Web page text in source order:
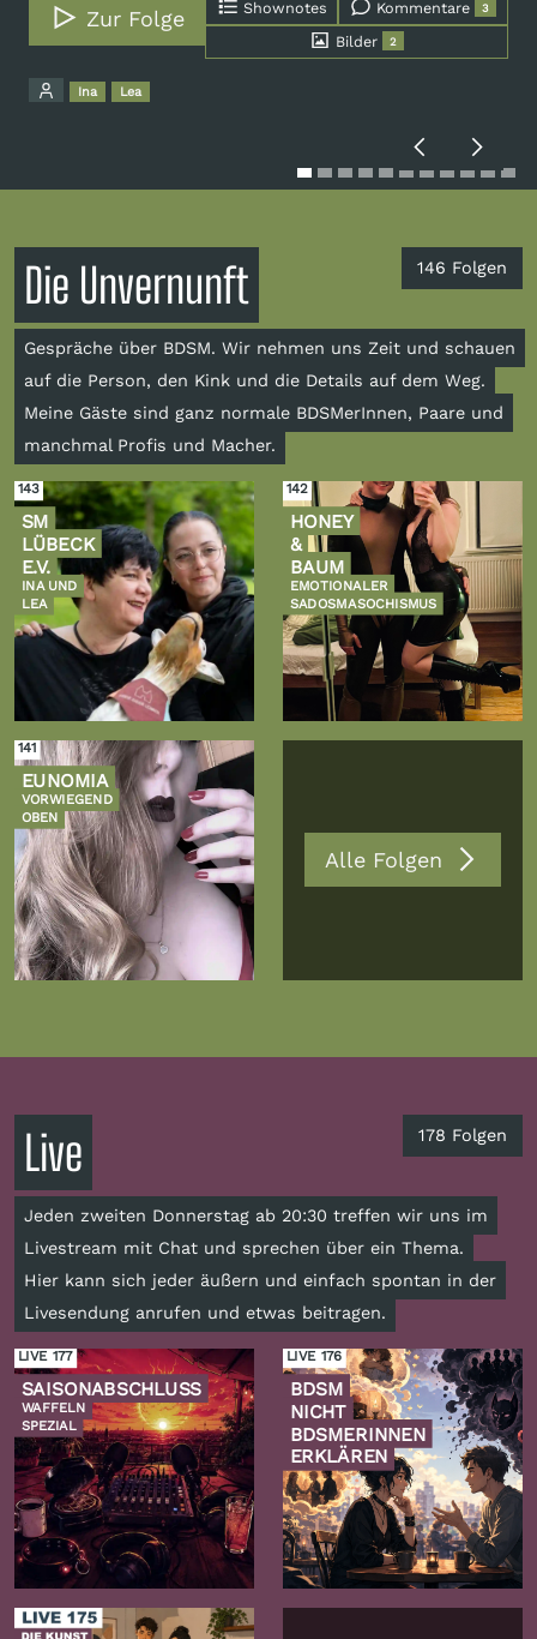
Zur Folge Shownotes Kommentare 3
Bilder 2
Ina Lea
ZurückWeiter
Die Unvernunft 146 Folgen
Gespräche über BDSM. Wir nehmen uns Zeit und schauen
auf die Person, den Kink und die Details auf dem Weg.
Meine Gäste sind ganz normale BDSMerInnen, Paare und
manchmal Profis und Macher.
143
SM
LÜBECK
E.V.
INA UND
LEA
Zur
Folge
142
HONEY
&
BAUM
EMOTIONALER
SADOSMASOCHISMUS
Zur
Folge
141
EUNOMIA
VORWIEGEND
OBEN
Zur
Folge
Alle Folgen
Live 178 Folgen
Jeden zweiten Donnerstag ab 20:30 treffen wir uns im
Livestream mit Chat und sprechen über ein Thema.
Hier kann sich jeder äußern und einfach spontan in der
Livesendung anrufen und etwas beitragen.
LIVE 177
SAISONABSCHLUSS
WAFFELN
SPEZIAL
Zur
Folge
LIVE 176
BDSM
NICHT
BDSMERINNEN
ERKLÄREN
Zur
Folge